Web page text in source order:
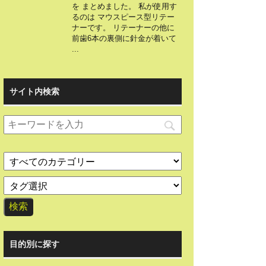
を まとめました。 私が使用す
るのは マウスピース型リテー
ナーです。 リテーナーの他に
前歯6本の裏側に針金が着いて
...
サイト内検索
目的別に探す